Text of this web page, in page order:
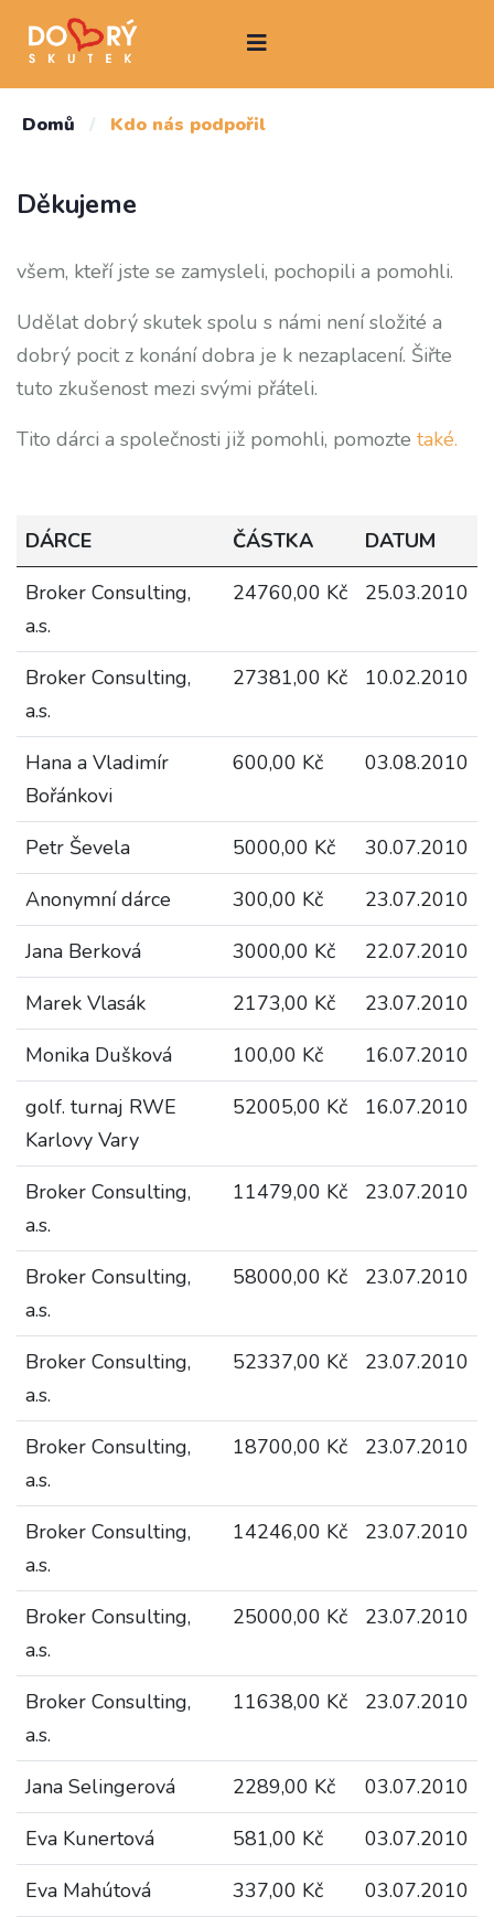
Domů / Kdo nás podpořil
Děkujeme
všem, kteří jste se zamysleli, pochopili a pomohli.
Udělat dobrý skutek spolu s námi není složité a
dobrý pocit z konání dobra je k nezaplacení. Šiřte
tuto zkušenost mezi svými přáteli.
Tito dárci a společnosti již pomohli, pomozte také.
DÁRCE ČÁSTKA
DATUM
Broker Consulting,
a.s.
24760,00 Kč 25.03.2010
Broker Consulting,
a.s.
27381,00 Kč 10.02.2010
Hana a Vladimír
Bořánkovi
600,00 Kč 03.08.2010
Petr Ševela 5000,00 Kč
30.07.2010
Anonymní dárce
300,00 Kč
23.07.2010
Jana Berková
3000,00 Kč
22.07.2010
Marek Vlasák
2173,00 Kč
23.07.2010
Monika Dušková
100,00 Kč
16.07.2010
golf. turnaj RWE
Karlovy Vary
52005,00 Kč 16.07.2010
Broker Consulting,
a.s.
11479,00 Kč 23.07.2010
Broker Consulting,
a.s.
58000,00 Kč 23.07.2010
Broker Consulting,
a.s.
52337,00 Kč 23.07.2010
Broker Consulting,
a.s.
18700,00 Kč 23.07.2010
Broker Consulting,
a.s.
14246,00 Kč 23.07.2010
Broker Consulting,
a.s.
25000,00 Kč 23.07.2010
Broker Consulting,
a.s.
11638,00 Kč 23.07.2010
Jana Selingerová 2289,00 Kč
03.07.2010
Eva Kunertová
581,00 Kč
03.07.2010
Eva Mahútová
337,00 Kč
03.07.2010